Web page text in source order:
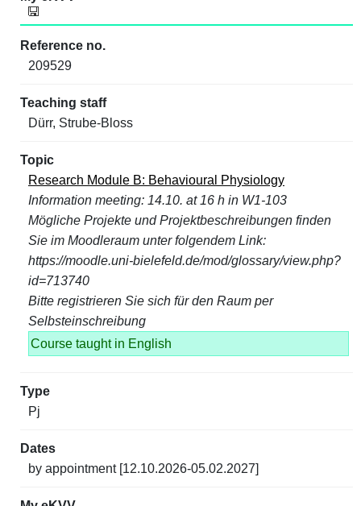
209529
Dürr, Strube-Bloss
Research Module B: Behavioural Physiology
Information meeting: 14.10. at 16 h in W1-103
Mögliche Projekte und Projektbeschreibungen finden
Sie im Moodleraum unter folgendem Link:
https://moodle.uni-bielefeld.de/mod/glossary/view.php?
id=713740
Bitte registrieren Sie sich für den Raum per
Selbsteinschreibung
Course taught in English
Pj
by appointment [12.10.2026-05.02.2027]